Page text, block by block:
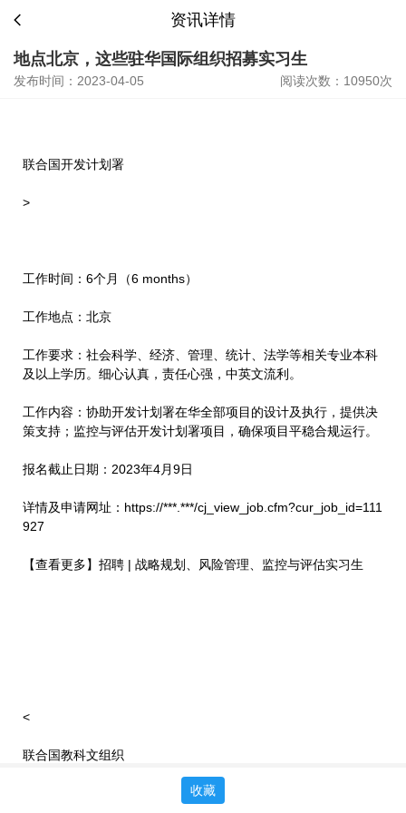
资讯详情
地点北京，这些驻华国际组织招募实习生
发布时间：2023-04-05 阅读次数：10950次
联合国开发计划署
>
工作时间：6个月（6 months）
工作地点：北京
工作要求：社会科学、经济、管理、统计、法学等相关专业本科
及以上学历。细心认真，责任心强，中英文流利。
工作内容：协助开发计划署在华全部项目的设计及执行，提供决
策支持；监控与评估开发计划署项目，确保项目平稳合规运行。
报名截止日期：2023年4月9日
详情及申请网址：https://***.***/cj_view_job.cfm?cur_job_id=111
927
【查看更多】招聘 | 战略规划、风险管理、监控与评估实习生
<
联合国教科文组织
收藏